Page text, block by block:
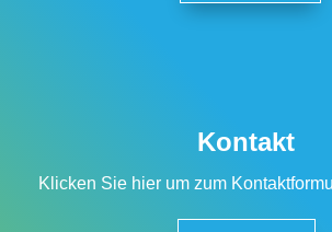
Kontakt
Klicken Sie hier um zum